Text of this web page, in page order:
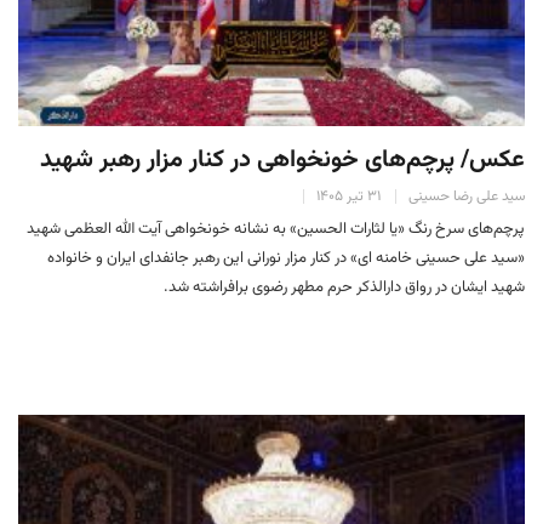
عکس/ پرچم‌های خونخواهی در کنار مزار رهبر شهید
سید علی رضا حسینی ۳۱ تیر ۱۴۰۵
پرچم‌های سرخ رنگ «یا لثارات الحسین» به نشانه خونخواهی آیت الله العظمی شهید
«سید علی حسینی خامنه ای» در کنار مزار نورانی این رهبر جانفدای ایران و خانواده
شهید ایشان در رواق دارالذکر حرم مطهر رضوی برافراشته شد.